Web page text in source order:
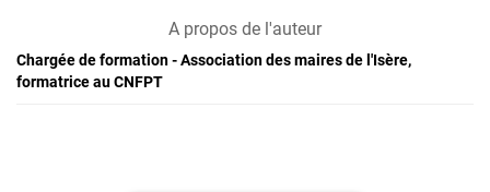
A propos de l'auteur
Chargée de formation - Association des maires de l'Isère,
formatrice au CNFPT